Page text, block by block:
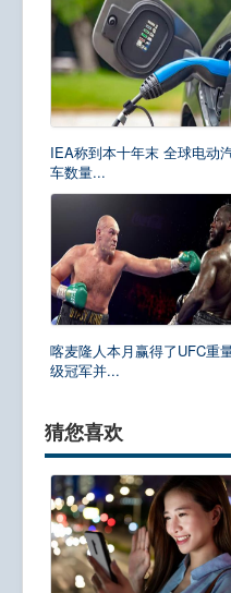
IEA称到本十年末 全球电动
车数量...
喀麦隆人本月赢得了UFC重
级冠军并...
猜您喜欢